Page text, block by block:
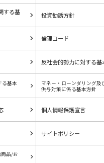
する基
投資勧誘方針
倫理コード
反社会的勢力に対する基
る基本
マネー・ローンダリング及
供与対策に係る基本方針
個人情報保護宣言
サイトポリシー
品/お